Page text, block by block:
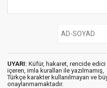
UYARI: Küfür, hakaret, rencide edici
içeren, imla kuralları ile yazılmamış,
Türkçe karakter kullanılmayan ve
onaylanmamaktadır.